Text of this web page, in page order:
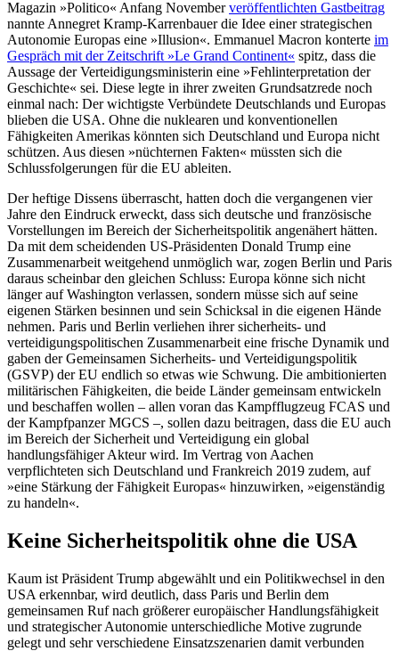
Magazin »Politico« Anfang Novemberveröffentlichten Gastbeitrag
nannte Annegret Kramp-Karrenbauer die Idee einer strategischen
Autonomie Europas eine »Illusion«. Emmanuel Macron konterte im
Gespräch mit der Zeitschrift »Le Grand Continent« spitz, dass die
Aussage der Verteidigungsministerin eine »Fehlinterpretation der
Geschichte« sei. Diese legte in ihrer zweiten Grundsatzrede noch
einmal nach: Der wichtigste Verbündete Deutschlands und Europas
blieben die USA. Ohne die nuklearen und konventionellen
Fähigkeiten Amerikas könnten sich Deutschland und Europa nicht
schützen. Aus diesen »nüchternen Fakten« müssten sich die
Schlussfolgerungen für die EU ableiten.
Der heftige Dissens überrascht, hatten doch die vergangenen vier
Jahre den Eindruck erweckt, dass sich deutsche und französische
Vorstellungen im Bereich der Sicherheitspolitik angenähert hätten.
Da mit dem scheidenden US-Präsidenten Donald Trump eine
Zusammenarbeit weitgehend unmöglich war, zogen Berlin und Paris
daraus scheinbar den gleichen Schluss: Europa könne sich nicht
länger auf Washington verlassen, sondern müsse sich auf seine
eigenen Stärken besinnen und sein Schicksal in die eigenen Hände
nehmen. Paris und Berlin verliehen ihrer sicherheits- und
verteidigungspolitischen Zusammenarbeit eine frische Dynamik und
gaben der Gemeinsamen Sicherheits- und Verteidigungspolitik
(GSVP) der EU endlich so etwas wie Schwung. Die ambitionierten
militärischen Fähigkeiten, die beide Länder gemeinsam entwickeln
und beschaffen wollen – allen voran das Kampfflugzeug FCAS und
der Kampfpanzer MGCS –, sollen dazu beitragen, dass die EU auch
im Bereich der Sicherheit und Verteidigung ein global
handlungsfähiger Akteur wird. Im Vertrag von Aachen
verpflichteten sich Deutschland und Frankreich 2019 zudem, auf
»eine Stärkung der Fähigkeit Europas« hinzuwirken, »eigenständig
zu handeln«.
Keine Sicherheitspolitik ohne die USA
Kaum ist Präsident Trump abgewählt und ein Politikwechsel in den
USA erkennbar, wird deutlich, dass Paris und Berlin dem
gemeinsamen Ruf nach größerer europäischer Handlungsfähigkeit
und strategischer Autonomie unterschiedliche Motive zugrunde
gelegt und sehr verschiedene Einsatzszenarien damit verbunden